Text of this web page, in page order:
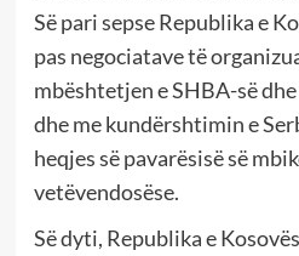
Së pari sepse Republika e
pas negociatave të
mbështetjen e SHBA-së
dhe me kundërshtimin e
heqjes së pavarësisë së
vetëvendosëse.
Së dyti, Republika e